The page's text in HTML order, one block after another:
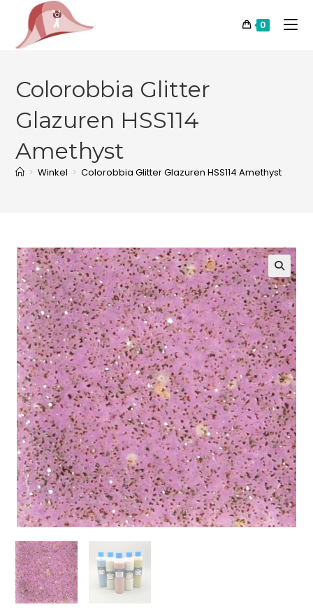
0
Colorobbia Glitter
Glazuren HSS114
Amethyst
> Winkel > Colorobbia Glitter Glazuren HSS114 Amethyst